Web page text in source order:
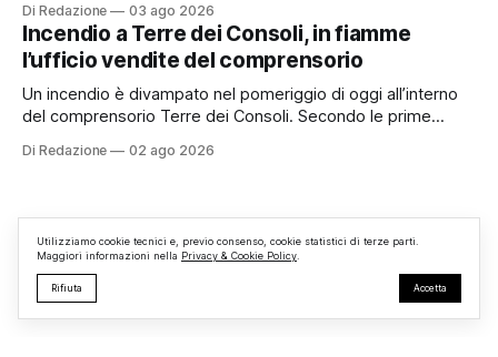
organizzato da TBM a Monterosi, un evento che ha
superato le aspettative degli organizzatori richiamando
appassionati delle due ruote da tutto il Lazio e dalle regioni
limitrofe. Per
Di Redazione 03 ago 2026
Incendio a Terre dei Consoli, in fiamme
l’ufficio vendite del comprensorio
Un incendio è divampato nel pomeriggio di oggi all’interno
del comprensorio Terre dei Consoli. Secondo le prime
struttura adibita a ufficio vendite. Sul posto sono intervenuti
Di Redazione 02 ago 2026
Utilizziamo cookie tecnici e, previo consenso, cookie statistici di terze parti.
Maggiori informazioni nella Privacy & Cookie Policy
Rifiuta Accetta